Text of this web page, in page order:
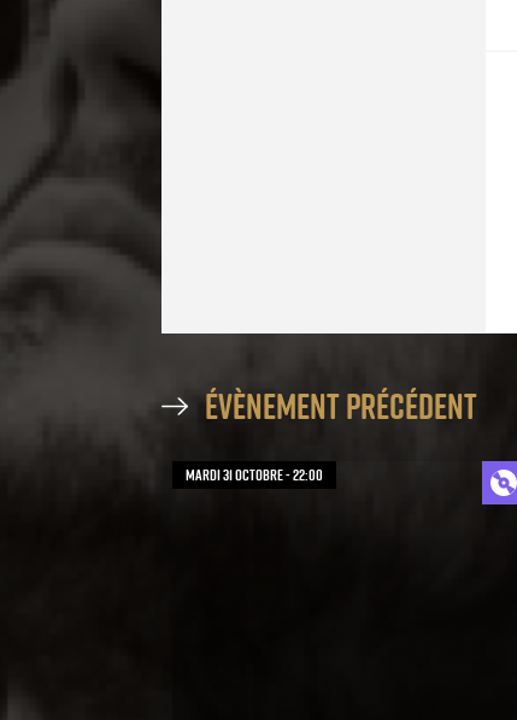
évènement précédent
mardi 31 octobre - 22:00